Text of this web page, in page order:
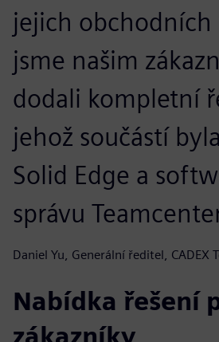
jejich obchodních
jsme našim
dodali kompletní
jehož součástí
Solid Edge a
správu
Daniel Yu, Generální ředitel, CADEX
Nabídka řešení
zákazníky